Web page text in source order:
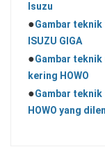
Isuzu
●Gambar
ISUZU GIGA
●Gambar
kering HOWO
●Gambar
HOWO yang